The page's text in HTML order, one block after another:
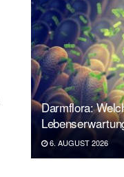
Darmflora:
6. AUGUST 2026